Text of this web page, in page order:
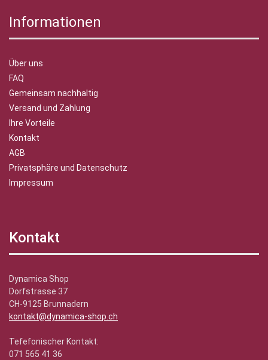
Informationen
Über uns
FAQ
Gemeinsam nachhaltig
Versand und Zahlung
Ihre Vorteile
Kontakt
AGB
Privatsphäre und Datenschutz
Impressum
Kontakt
Dynamica Shop
Dorfstrasse 37
CH-9125 Brunnadern
kontakt@dynamica-shop.ch
Tefefonischer Kontakt:
071 565 41 36